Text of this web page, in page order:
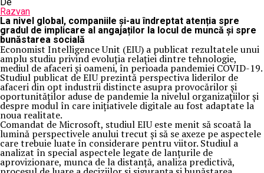
Razvan
La nivel global, companiile și-au îndreptat atenția spre
gradul de implicare al angajaților la locul de muncă și spre
bunăstarea socială
Economist Intelligence Unit (EIU) a publicat rezultatele unui
amplu studiu privind evoluția relației dintre tehnologie,
mediul de afaceri și oameni, în perioada pandemiei COVID-19.
Studiul publicat de EIU prezintă perspectiva liderilor de
afaceri din opt industrii distincte asupra provocărilor și
oportunităților aduse de pandemie la nivelul organizațiilor și
despre modul în care inițiativele digitale au fost adaptate la
noua realitate.
Comandat de Microsoft, studiul EIU este menit să scoată la
lumină perspectivele anului trecut și să se axeze pe aspectele
care trebuie luate în considerare pentru viitor. Studiul a
analizat în special aspectele legate de lanțurile de
aprovizionare, munca de la distanță, analiza predictivă,